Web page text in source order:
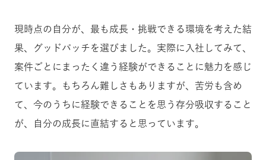
現時点の自分が、最も成長・挑戦できる環境を考えた結
果、グッドパッチを選びました。実際に入社してみて、
案件ごとにまったく違う経験ができることに魅力を感じ
ています。もちろん難しさもありますが、苦労も含め
て、今のうちに経験できることを思う存分吸収すること
が、自分の成長に直結すると思っています。